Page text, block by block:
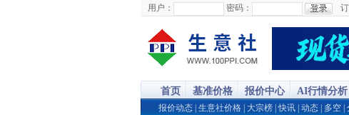
用户： 密码：
首页 基准价格 报价中心 AI行情分析
报价动态 生意社价格 大宗榜 |快讯 动态 多空